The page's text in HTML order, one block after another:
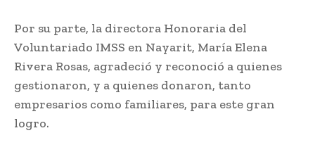
Por su parte, la directora Honoraria del
Voluntariado IMSS en Nayarit, María Elena
Rivera Rosas, agradeció y reconoció a quienes
gestionaron, y a quienes donaron, tanto
empresarios como familiares, para este gran
logro.